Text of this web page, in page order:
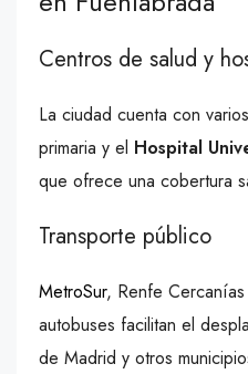
Centros de salud y
La ciudad cuenta con
primaria y el Hospital
que ofrece una cobertura
Transporte público
MetroSur, Renfe
autobuses facilitan el
de Madrid y otros